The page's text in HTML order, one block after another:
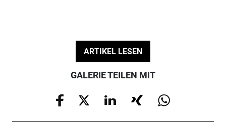
ARTIKEL LESEN
GALERIE TEILEN MIT